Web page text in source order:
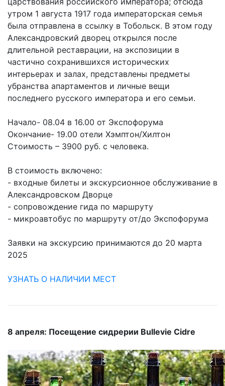
утром 1 августа 1917 года императорская семья
была отправлена в ссылку в Тобольск. В этом году
Александровский дворец открылся после
длительной реставрации, на экспозиции в
частично сохранившихся исторических
интерьерах и залах, представлены предметы
убранства апартаментов и личные вещи
последнего русского императора и его семьи.
Начало- 08.04 в 16.00 от Экспофорума
Окончание- 19.00 отели Хэмптон/Хилтон
Стоимость – 3900 руб. с человека.
В стоимость включено:
- входные билеты и экскурсионное обслуживание в
Александровском Дворце
- сопровождение гида по маршруту
- микроавтобус по маршруту от/до Экспофорума
Заявки на экскурсию принимаются до 20 марта
2025
УЗНАТЬ О НАЛИЧИИ МЕСТ
8 апреля: Посещение сидрерии Bullevie Cidre